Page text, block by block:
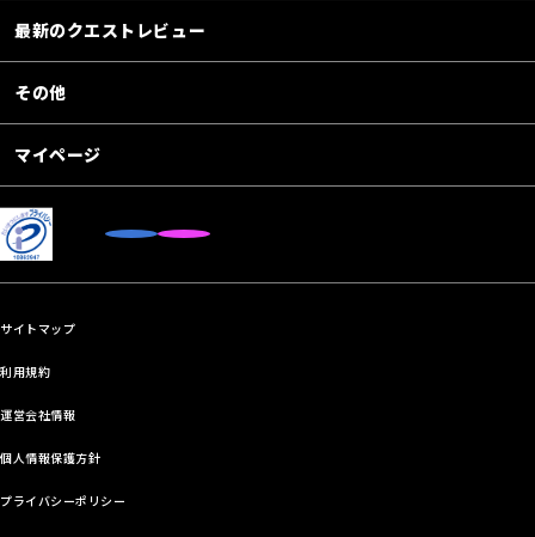
最新のクエストレビュー
その他
マイページ
サイトマップ
利用規約
運営会社情報
個人情報保護方針
プライバシーポリシー